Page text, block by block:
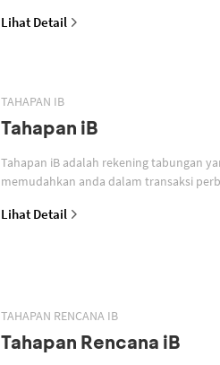
Lihat Detail
TAHAPAN IB
Tahapan iB
Tahapan iB adalah rekening tabungan
memudahkan anda dalam transaksi
Lihat Detail
TAHAPAN RENCANA IB
Tahapan Rencana iB